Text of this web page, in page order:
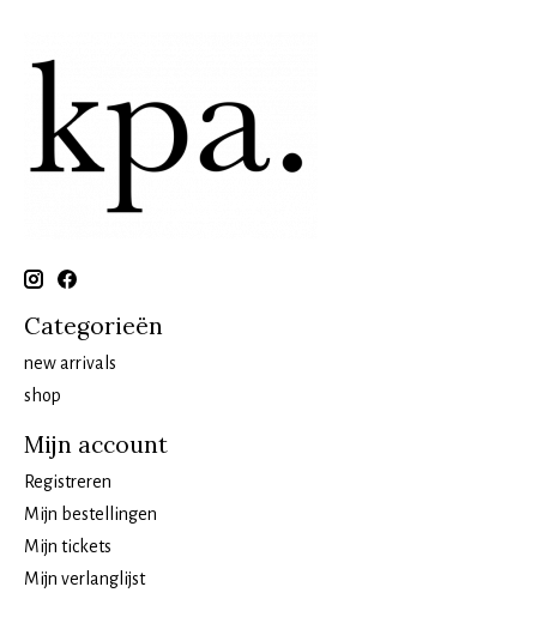
Categorieën
new arrivals
shop
Mijn account
Registreren
Mijn bestellingen
Mijn tickets
Mijn verlanglijst